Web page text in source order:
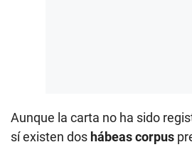
Aunque la carta no ha sido
sí existen dos hábeas corpus